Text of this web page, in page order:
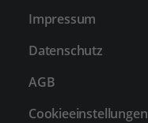
Impressum
Datenschutz
AGB
Cookieeinstellungen